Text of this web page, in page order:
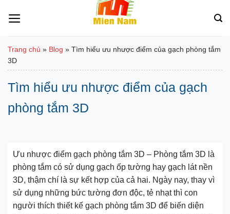
qua
Trang chủ » Blog » Tìm hiểu ưu nhược điểm của gạch phòng tắm
3D
Tìm hiểu ưu nhược điểm của gạch
phòng tắm 3D
Ưu nhược điểm gạch phòng tắm 3D – Phòng tắm 3D là
phòng tắm có sử dụng gạch ốp tường hay gạch lát nền
3D, thậm chí là sự kết hợp của cả hai. Ngày nay, thay vì
sử dụng những bức tường đơn độc, tẻ nhạt thì con
người thích thiết kế gạch phòng tắm 3D để biến diện